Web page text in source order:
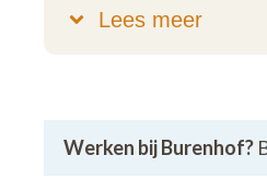
genormaliseerd
maar vooral om
jezelf kunnen
Lees meer
Werken bij Burenhof?